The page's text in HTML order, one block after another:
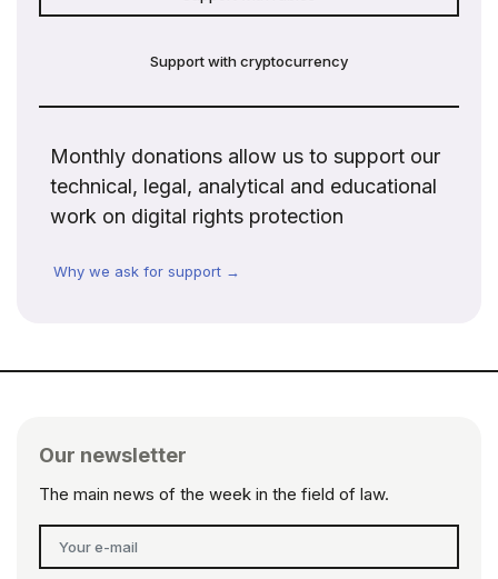
Support with cryptocurrency
Monthly donations allow us to support our
technical, legal, analytical and educational
work on digital rights protection
Why we ask for support →
Our newsletter
The main news of the week in the field of law.